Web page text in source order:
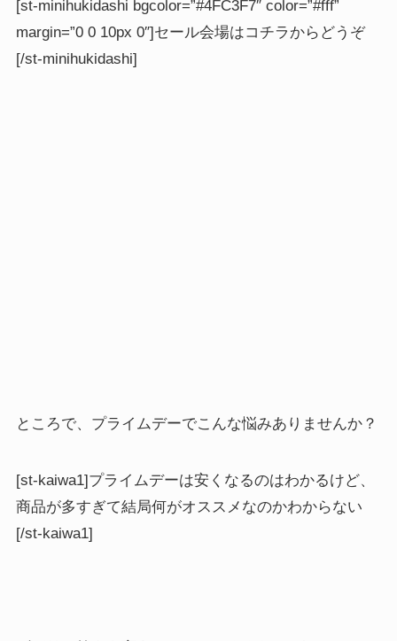
[st-minihukidashi bgcolor=”#4FC3F7″ color=”#fff”
margin=”0 0 10px 0″]セール会場はコチラからどうぞ
[/st-minihukidashi]
ところで、プライムデーでこんな悩みありませんか？
[st-kaiwa1]プライムデーは安くなるのはわかるけど、
商品が多すぎて結局何がオススメなのかわからない
[/st-kaiwa1]